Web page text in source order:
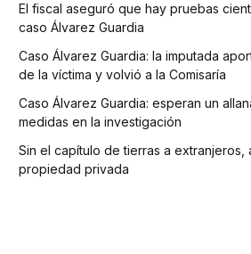
El fiscal aseguró que hay pruebas
caso Álvarez Guardia
Caso Álvarez Guardia: la imputada
de la víctima y volvió a la Comisaría
Caso Álvarez Guardia: esperan un
medidas en la investigación
Sin el capítulo de tierras a extranjeros,
propiedad privada